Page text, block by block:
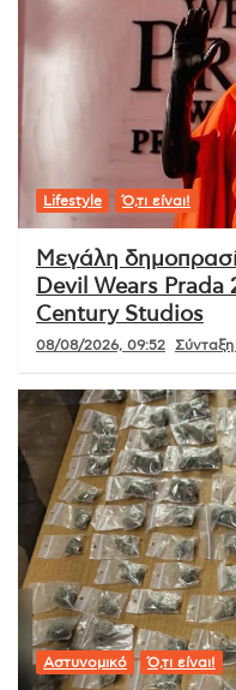
Lifestyle Ό,τι είναι!
Μεγάλη
Devil Wears Prada
Century Studios
08/08/2026, 09:52
Αστυνομικό Ό,τι είναι!